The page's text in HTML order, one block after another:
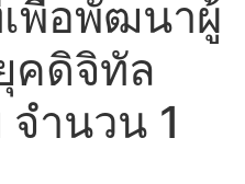
พื่อพัฒนาผู้
คดิจิทัล
ำนวน 1